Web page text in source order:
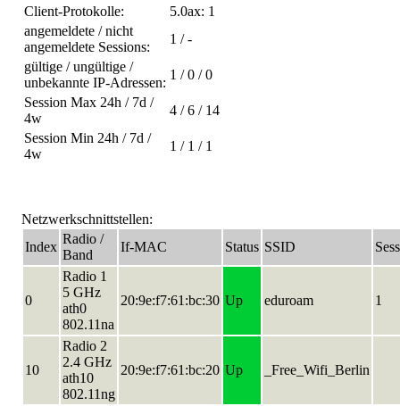
Client-Protokolle:
5.0ax: 1
angemeldete / nicht
angemeldete Sessions:
1 / -
gültige / ungültige /
unbekannte IP-Adressen:
1 / 0 / 0
Session Max 24h / 7d /
4w
4 / 6 / 14
Session Min 24h / 7d /
4w
1 / 1 / 1
Netzwerkschnittstellen:
Index
Radio /
Band
If-MAC Status SSID
0
Radio 1
5 GHz
ath0
802.11na
20:9e:f7:61:bc:30 Up eduroam 1
10
Radio 2
2.4 GHz
ath10
802.11ng
20:9e:f7:61:bc:20 Up _Free_Wifi_Berlin